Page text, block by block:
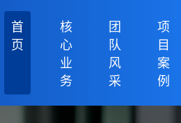
首
页
核
心
业
务
团
队
风
采
项
目
案
例